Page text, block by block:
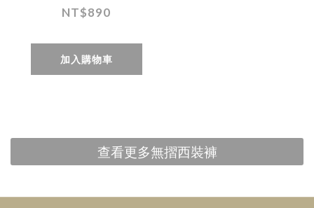
高腰直筒・無摺
（30~42 吋）免
費改長
NT$890
加入購物車
查看更多無摺西裝褲